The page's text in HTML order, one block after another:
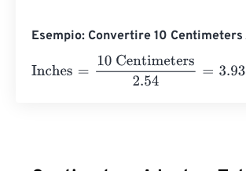
Esempio: Convertire 10 Centimeters
Inches
10 Centimeters2.54=